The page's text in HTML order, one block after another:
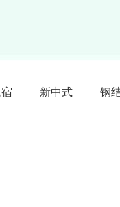
新中式 钢